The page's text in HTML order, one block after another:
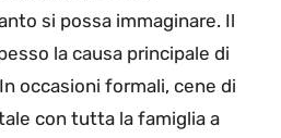
si possa immaginare. Il
la causa principale di
occasioni formali, cene di
con tutta la famiglia a